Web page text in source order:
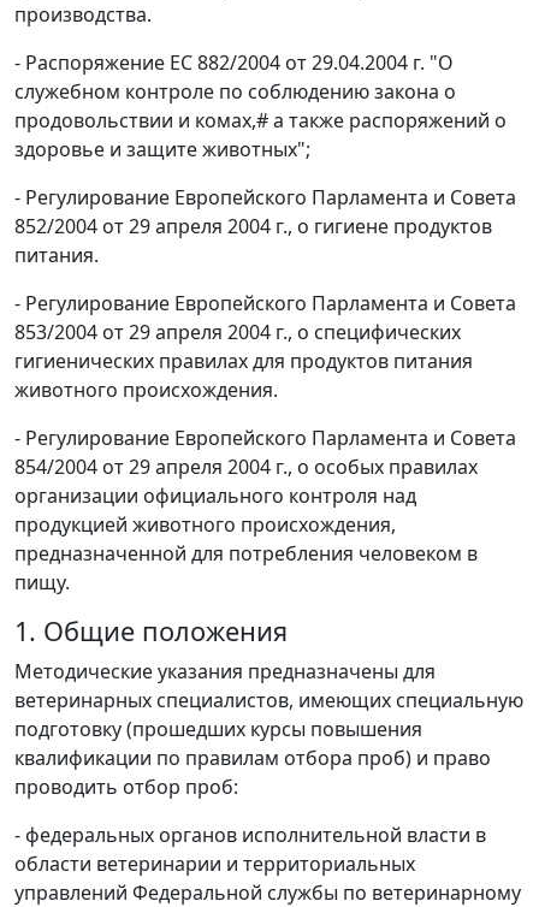
производства.
- Распоряжение ЕС 882/2004 от 29.04.2004 г. "О
служебном контроле по соблюдению закона о
продовольствии и комах,# а также распоряжений о
здоровье и защите животных";
- Регулирование Европейского Парламента и Совета
852/2004 от 29 апреля 2004 г., о гигиене продуктов
питания.
- Регулирование Европейского Парламента и Совета
853/2004 от 29 апреля 2004 г., о специфических
гигиенических правилах для продуктов питания
животного происхождения.
- Регулирование Европейского Парламента и Совета
854/2004 от 29 апреля 2004 г., о особых правилах
организации официального контроля над
продукцией животного происхождения,
предназначенной для потребления человеком в
пищу.
1. Общие положения
Методические указания предназначены для
ветеринарных специалистов, имеющих специальную
подготовку (прошедших курсы повышения
квалификации по правилам отбора проб) и право
проводить отбор проб:
- федеральных органов исполнительной власти в
области ветеринарии и территориальных
управлений Федеральной службы по ветеринарному